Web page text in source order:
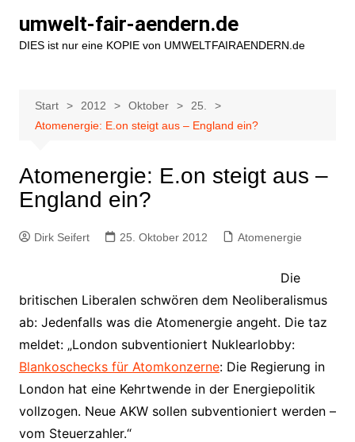
Inhalt
springen
umwelt-fair-aendern.de
DIES ist nur eine KOPIE von UMWELTFAIRAENDERN.de
Start 2012 Oktober
25.
Atomenergie: E.on steigt aus – England ein?
Atomenergie: E.on steigt aus –
England ein?
Dirk Seifert 25. Oktober 2012 Atomenergie
Die
britischen Liberalen schwören dem Neoliberalismus
ab: Jedenfalls was die Atomenergie angeht. Die taz
meldet: „London subventioniert Nuklearlobby:
Blankoschecks für Atomkonzerne: Die Regierung in
London hat eine Kehrtwende in der Energiepolitik
vollzogen. Neue AKW sollen subventioniert werden –
vom Steuerzahler.“